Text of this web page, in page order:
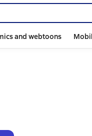
and webtoons